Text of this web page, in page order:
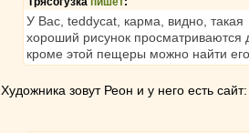
У Вас, teddycat, карма, видно, такая
хороший рисунок просматриваются
кроме этой пещеры можно найти
Художника зовут Реон и у него есть